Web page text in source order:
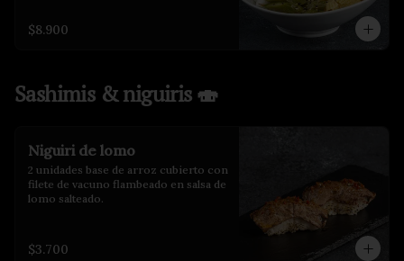
$8.900
Sashimis & niguiris 🍣
Niguiri de lomo
2 unidades base de arroz cubierto con
filete de vacuno flambeado en salsa de
lomo salteado.
$3.700